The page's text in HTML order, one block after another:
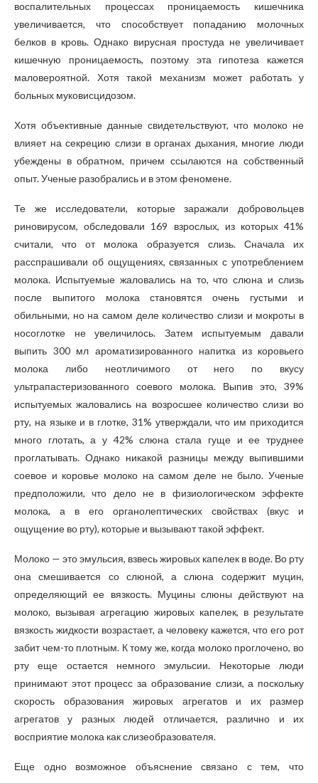
воспалительных процессах проницаемость кишечника
увеличивается, что способствует попаданию молочных
белков в кровь. Однако вирусная простуда не увеличивает
кишечную проницаемость, поэтому эта гипотеза кажется
маловероятной. Хотя такой механизм может работать у
больных муковисцидозом.
Хотя объективные данные свидетельствуют, что молоко не
влияет на секрецию слизи в органах дыхания, многие люди
убеждены в обратном, причем ссылаются на собственный
опыт. Ученые разобрались и в этом феномене.
Те же исследователи, которые заражали добровольцев
риновирусом, обследовали 169 взрослых, из которых 41%
считали, что от молока образуется слизь. Сначала их
расспрашивали об ощущениях, связанных с употреблением
молока. Испытуемые жаловались на то, что слюна и слизь
после выпитого молока становятся очень густыми и
обильными, но на самом деле количество слизи и мокроты в
носоглотке не увеличилось. Затем испытуемым давали
выпить 300 мл ароматизированного напитка из коровьего
молока либо неотличимого от него по вкусу
ультрапастеризованного соевого молока. Выпив это, 39%
испытуемых жаловались на возросшее количество слизи во
рту, на языке и в глотке, 31% утверждали, что им приходится
много глотать, а у 42% слюна стала гуще и ее труднее
проглатывать. Однако никакой разницы между выпившими
соевое и коровье молоко на самом деле не было. Ученые
предположили, что дело не в физиологическом эффекте
молока, а в его органолептических свойствах (вкус и
ощущение во рту), которые и вызывают такой эффект.
Молоко — это эмульсия, взвесь жировых капелек в воде. Во рту
она смешивается со слюной, а слюна содержит муцин,
определяющий ее вязкость. Муцины слюны действуют на
молоко, вызывая агрегацию жировых капелек, в результате
вязкость жидкости возрастает, а человеку кажется, что его рот
забит чем-то плотным. К тому же, когда молоко проглочено, во
рту еще остается немного эмульсии. Некоторые люди
принимают этот процесс за образование слизи, а поскольку
скорость образования жировых агрегатов и их размер
агрегатов у разных людей отличается, различно и их
восприятие молока как слизеобразователя.
Еще одно возможное объяснение связано с тем, что